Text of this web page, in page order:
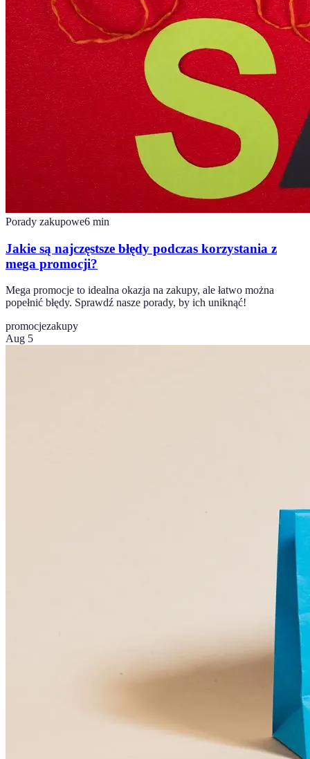
Porady zakupowe6 min
Jakie są najczęstsze błędy podczas korzystania z
mega promocji?
Mega promocje to idealna okazja na zakupy, ale łatwo można
popełnić błędy. Sprawdź nasze porady, by ich uniknąć!
promocjezakupy
Aug 5